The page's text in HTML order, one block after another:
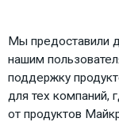
Мы предоставили
нашим
поддержку
для тех компаний,
от продуктов